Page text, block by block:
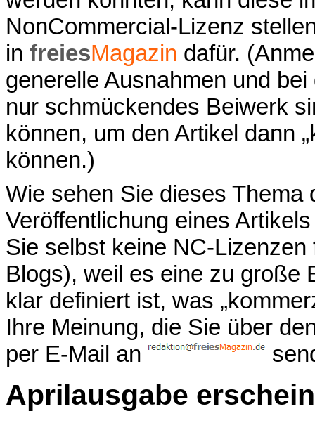
NonCommercial-Lizenz
in freiesMagazin dafür.
generelle Ausnahmen und
nur schmückendes Beiwerk
können, um den Artikel dann
können.)
Wie sehen Sie dieses
Veröffentlichung eines
Sie selbst keine NC-
Blogs), weil es eine zu große
klar definiert ist, was
Ihre Meinung, die Sie über
per E-Mail an
Aprilausgabe